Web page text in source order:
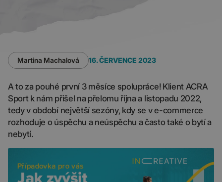
Martina Machalová 16. ČERVENCE 2023
A to za pouhé první 3 měsíce spolupráce! Klient ACRA
Sport k nám přišel na přelomu října a listopadu 2022,
tedy v období největší sezóny, kdy se v e-commerce
rozhoduje o úspěchu a neúspěchu a často také o bytí a
nebytí.